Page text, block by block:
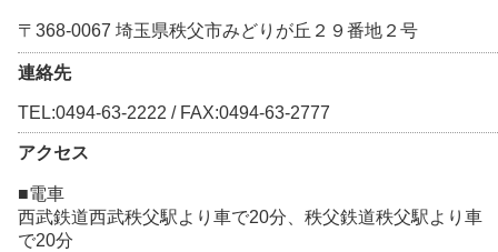
〒368-0067 埼玉県秩父市みどりが丘２９番地２号
連絡先
TEL:0494-63-2222 / FAX:0494-63-2777
アクセス
■電車
西武鉄道西武秩父駅より車で20分、秩父鉄道秩父駅より車
で20分